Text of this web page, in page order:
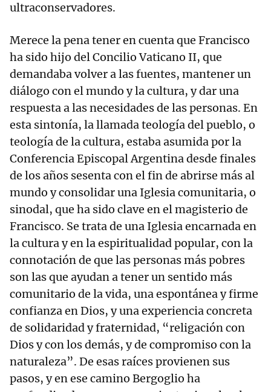
ultraconservadores.
Merece la pena tener en cuenta que Francisco
ha sido hijo del Concilio Vaticano II, que
demandaba volver a las fuentes, mantener un
diálogo con el mundo y la cultura, y dar una
respuesta a las necesidades de las personas. En
esta sintonía, la llamada teología del pueblo, o
teología de la cultura, estaba asumida por la
Conferencia Episcopal Argentina desde finales
de los años sesenta con el fin de abrirse más al
mundo y consolidar una Iglesia comunitaria, o
sinodal, que ha sido clave en el magisterio de
Francisco. Se trata de una Iglesia encarnada en
la cultura y en la espiritualidad popular, con la
connotación de que las personas más pobres
son las que ayudan a tener un sentido más
comunitario de la vida, una espontánea y firme
confianza en Dios, y una experiencia concreta
de solidaridad y fraternidad, “religación con
Dios y con los demás, y de compromiso con la
naturaleza”. De esas raíces provienen sus
pasos, y en ese camino Bergoglio ha